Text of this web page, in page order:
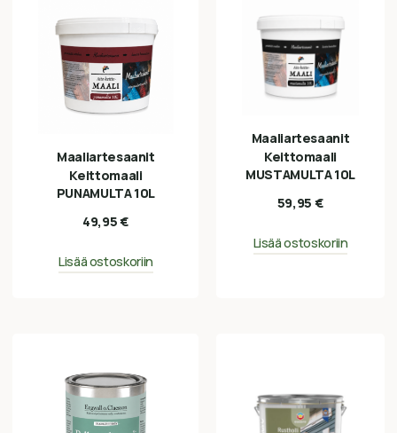
Maaliartesaanit
Keittomaali
PUNAMULTA 10L
49,95€
Lisää ostoskoriin
Maaliartesaanit
Keittomaali
MUSTAMULTA 10L
59,95 €
Lisää ostoskoriin